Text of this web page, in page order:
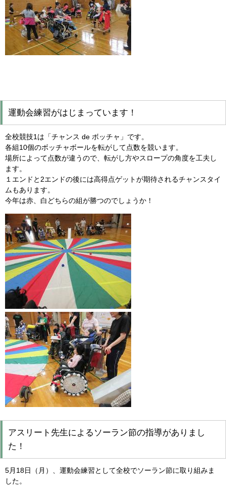
運動会練習がはじまっています！
全校競技1は「チャンス de ボッチャ」です。
各組10個のボッチャボールを転がして点数を競います。
場所によって点数が違うので、転がし方やスロープの角度を工夫し
ます。
１エンドと2エンドの後には高得点ゲットが期待されるチャンスタイ
ムもあります。
今年は赤、白どちらの組が勝つのでしょうか！
アスリート先生によるソーラン節の指導がありまし
た！
5月18日（月）、運動会練習として全校でソーラン節に取り組みま
した。